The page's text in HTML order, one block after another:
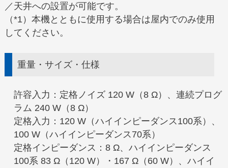
／天井への設置が可能です。
（*1）本機とともに使用する場合は屋内でのみ使用
してください。
重量・サイズ・仕様
許容入力：定格ノイズ 120 W（8 Ω）、連続プログ
ラム 240 W（8 Ω）
定格入力：120 W（ハイインピーダンス100系）、
100 W（ハイインピーダンス70系）
定格インピーダンス：8 Ω、ハイインピーダンス
100系 83 Ω（120 W）・167 Ω（60 W）、ハイイ